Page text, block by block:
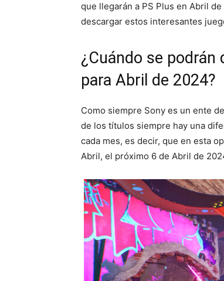
que llegarán a PS Plus en Abril
descargar estos interesantes
¿Cuándo se
para Abril de 2024?
Como siempre Sony es un ente
de los títulos siempre hay una
cada mes, es decir, que en esta
Abril, el próximo 6 de Abril de